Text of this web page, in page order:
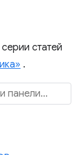
статей
.